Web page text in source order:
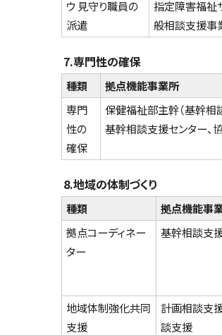
ウ 見守り職員の
派遣
指定障害福祉
般相談支援事
7.専門性の確保
種類 拠点機能事業所
専門
性の
確保
保健福祉部主幹（基幹相
基幹相談支援センター、
8.地域の体制づくり
種類 拠点機能事
拠点コーディネー
ター
基幹相談支
地域体制強化共同
支援
計画相談支
談支援